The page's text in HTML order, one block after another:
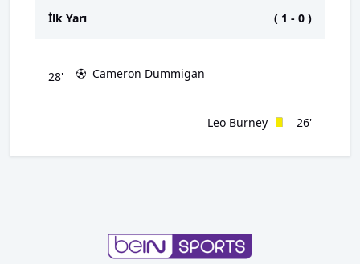
İlk Yarı ( 1 - 0 )
28' Cameron Dummigan
26'
Leo Burney